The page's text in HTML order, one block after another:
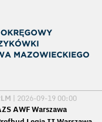
| 2026-09-19 00:00
AWF Warszawa